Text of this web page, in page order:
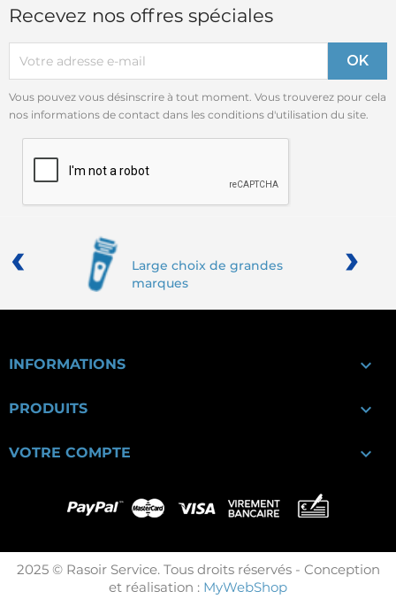
Recevez nos offres spéciales
Vous pouvez vous désinscrire à tout moment. Vous trouverez pour cela
nos informations de contact dans les conditions d'utilisation du site.
Large choix de grandes
marques
‹ ›
INFORMATIONS 
PRODUITS 
VOTRE COMPTE 
2025 © Rasoir Service. Tous droits réservés - Conception
et réalisation : MyWebShop